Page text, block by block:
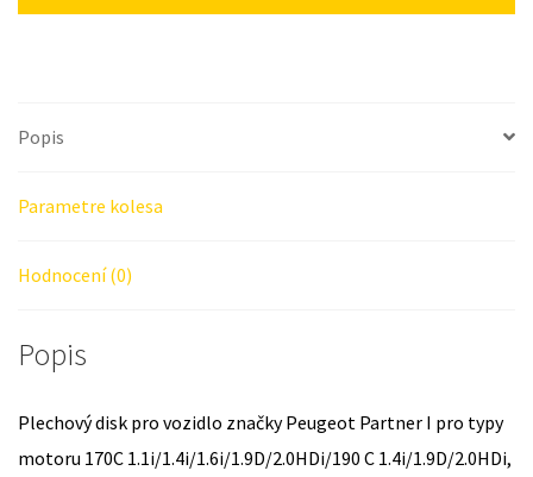
Popis
Parametre kolesa
Hodnocení (0)
Popis
Plechový disk pro vozidlo značky Peugeot Partner I pro typy
motoru 170C 1.1i/1.4i/1.6i/1.9D/2.0HDi/190 C 1.4i/1.9D/2.0HDi,